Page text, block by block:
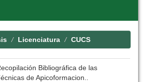
Licenciatura CUCS
Bibliográfica de las
de Apicoformacion..